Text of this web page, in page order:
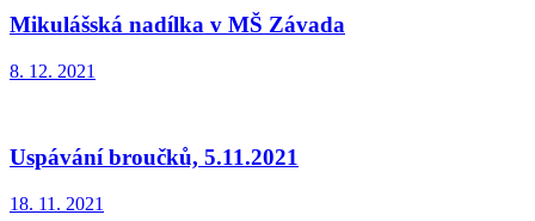
Mikulášská nadílka v MŠ Závada
8. 12. 2021
Uspávání broučků, 5.11.2021
18. 11. 2021